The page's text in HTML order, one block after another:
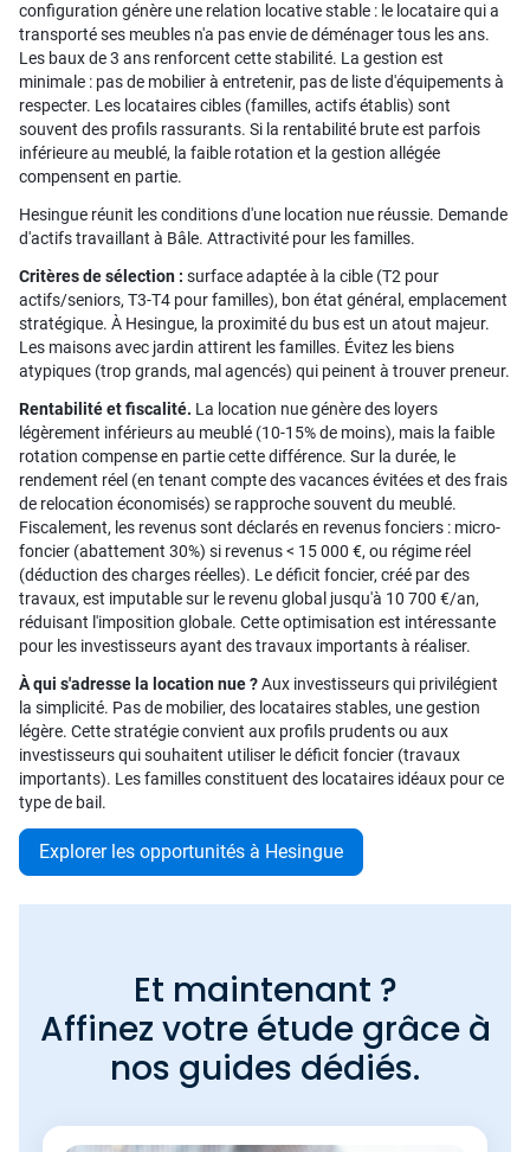
configuration génère une relation locative stable : le locataire qui a
transporté ses meubles n'a pas envie de déménager tous les ans.
Les baux de 3 ans renforcent cette stabilité. La gestion est
minimale : pas de mobilier à entretenir, pas de liste d'équipements à
respecter. Les locataires cibles (familles, actifs établis) sont
souvent des profils rassurants. Si la rentabilité brute est parfois
inférieure au meublé, la faible rotation et la gestion allégée
compensent en partie.
Hesingue réunit les conditions d'une location nue réussie. Demande
d'actifs travaillant à Bâle. Attractivité pour les familles.
Critères de sélection : surface adaptée à la cible (T2 pour
actifs/seniors, T3-T4 pour familles), bon état général, emplacement
stratégique. À Hesingue, la proximité du bus est un atout majeur.
Les maisons avec jardin attirent les familles. Évitez les biens
atypiques (trop grands, mal agencés) qui peinent à trouver preneur.
Rentabilité et fiscalité. La location nue génère des loyers
légèrement inférieurs au meublé (10-15% de moins), mais la faible
rotation compense en partie cette différence. Sur la durée, le
rendement réel (en tenant compte des vacances évitées et des frais
de relocation économisés) se rapproche souvent du meublé.
Fiscalement, les revenus sont déclarés en revenus fonciers : micro-
foncier (abattement 30%) si revenus < 15 000 €, ou régime réel
(déduction des charges réelles). Le déficit foncier, créé par des
travaux, est imputable sur le revenu global jusqu'à 10 700 €/an,
réduisant l'imposition globale. Cette optimisation est intéressante
pour les investisseurs ayant des travaux importants à réaliser.
À qui s'adresse la location nue ?Aux investisseurs qui privilégient
la simplicité. Pas de mobilier, des locataires stables, une gestion
légère. Cette stratégie convient aux profils prudents ou aux
investisseurs qui souhaitent utiliser le déficit foncier (travaux
importants). Les familles constituent des locataires idéaux pour ce
type de bail.
Explorer les opportunités à Hesingue
Et maintenant ?
Affinez votre étude grâce à
nos guides dédiés.